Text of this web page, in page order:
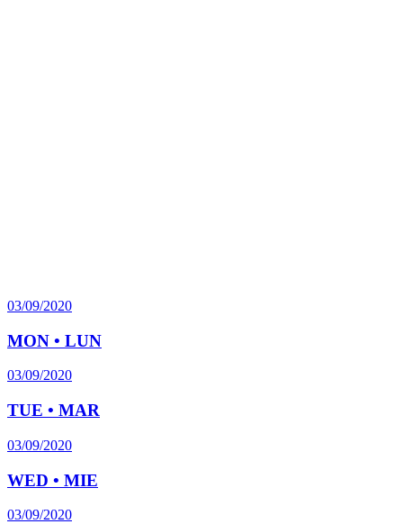
03/09/2020
MON • LUN
03/09/2020
TUE • MAR
03/09/2020
WED • MIE
03/09/2020